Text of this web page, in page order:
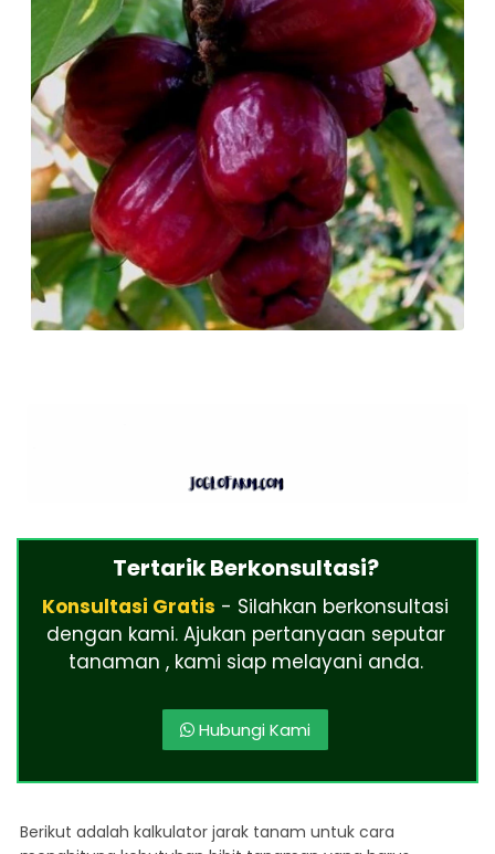
Tertarik Berkonsultasi?
Konsultasi Gratis - Silahkan berkonsultasi
dengan kami. Ajukan pertanyaan seputar
tanaman , kami siap melayani anda.
Hubungi Kami
Berikut adalah kalkulator jarak tanam untuk cara